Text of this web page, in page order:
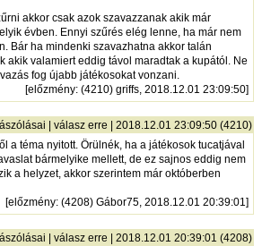
akkor csak azok szavazzanak akik már
évben. Ennyi szűrés elég lenne, ha már nem
Bár ha mindenki szavazhatna akkor talán
akik valamiert eddig távol maradtak a kupától. Ne
fog újabb játékosokat vonzani.
[előzmény: (4210) griffs, 2018.12.01 23:09:50]
| válasz erre | 2018.12.01 23:09:50 (4210)
a téma nyitott. Örülnék, ha a játékosok tucatjával
bármelyike mellett, de ez sajnos eddig nem
a helyzet, akkor szerintem már októberben
[előzmény: (4208) Gábor75, 2018.12.01 20:39:01]
| válasz erre | 2018.12.01 20:39:01 (4208)